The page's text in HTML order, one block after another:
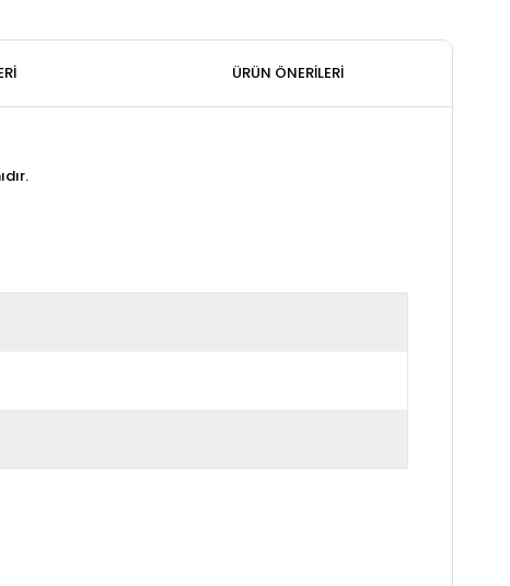
ÜRÜN ÖNERILERI